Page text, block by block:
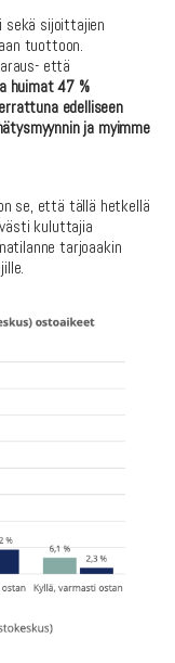
sekä sijoittajien
tuottoon.
että
huimat 47 %
edelliseen
ja myimme
se, että tällä hetkellä
kuluttajia
tarjoaakin